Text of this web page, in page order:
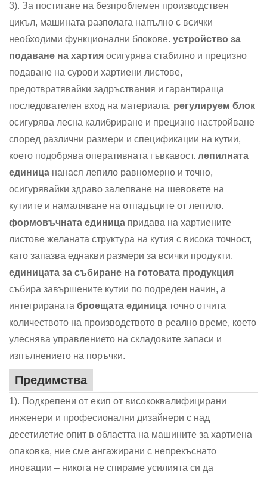
3). За постигане на безпроблемен производствен
цикъл, машината разполага напълно с всички
необходими функционални блокове. устройство за
подаване на хартия осигурява стабилно и прецизно
подаване на сурови хартиени листове,
предотвратявайки задръствания и гарантираща
последователен вход на материала. регулируем блок
осигурява лесна калибриране и прецизно настройване
според различни размери и спецификации на кутии,
което подобрява оперативната гъвкавост. лепилната
единица нанася лепило равномерно и точно,
осигурявайки здраво залепване на шевовете на
кутиите и намаляване на отпадъците от лепило.
формовъчната единица придава на хартиените
листове желаната структура на кутия с висока точност,
като запазва еднакви размери за всички продукти.
единицата за събиране на готовата продукция
събира завършените кутии по подреден начин, а
интегрираната броещата единица точно отчита
количеството на производството в реално време, което
улеснява управлението на складовите запаси и
изпълнението на поръчки.
Предимства
1). Подкрепени от екип от висококвалифицирани
инженери и професионални дизайнери с над
десетилетие опит в областта на машините за хартиена
опаковка, ние сме ангажирани с непрекъснато
иновации – никога не спираме усилията си да